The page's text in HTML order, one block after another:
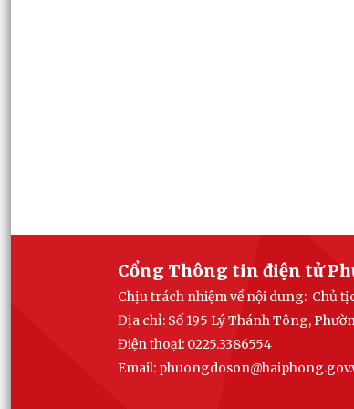
Cổng Thông tin điện tử
Chịu trách nhiệm về nội dung: Chủ
Địa chỉ: Số 195 Lý Thánh Tông,
Điện thoại: 0225.3386554
Email: phuong